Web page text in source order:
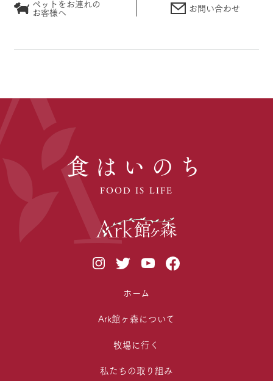
ペットをお連れの
お客様へ お問い合わせ
食はいのち
FOOD IS LIFE
ホーム
Ark館ヶ森について
牧場に行く
私たちの取り組み